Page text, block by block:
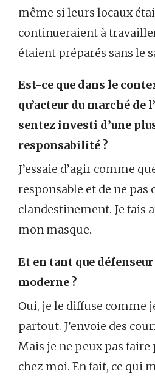
même si leurs locaux
continueraient à
étaient préparés sans le
Est-ce que dans le
qu’acteur du marché de
sentez investi d’une
responsabilité ?
J’essaie d’agir comme
responsable et de ne
clandestinement. Je fais
mon masque.
Et en tant que défenseur
moderne ?
Oui, je le diffuse comme
partout. J’envoie des
Mais je ne peux pas faire
chez moi. En fait, ce qui